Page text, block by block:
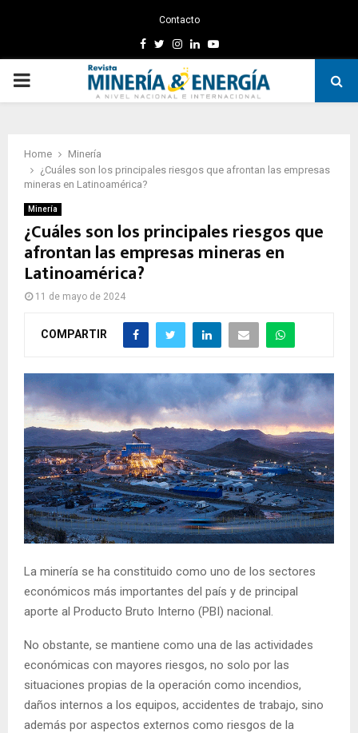
Contacto
Facebook
TwitterInstagram
LinkedinYoutube
PRIMARY
Home
Minería
¿Cuáles son los principales riesgos que afrontan las empresas
mineras en Latinoamérica?
Minería
¿Cuáles son los principales riesgos que
afrontan las empresas mineras en
Latinoamérica?
11 de mayo de 2024
COMPARTIR
La minería se ha constituido como uno de los sectores
económicos más importantes del país y de principal
aporte al Producto Bruto Interno (PBI) nacional.
No obstante, se mantiene como una de las actividades
económicas con mayores riesgos, no solo por las
situaciones propias de la operación como incendios,
daños internos a los equipos, accidentes de trabajo, sino
además por aspectos externos como riesgos de la